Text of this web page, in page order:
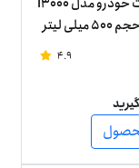
لیتر
4.9